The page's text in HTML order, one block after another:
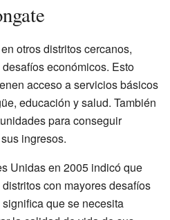
otros distritos cercanos,
económicos. Esto
acceso a servicios básicos
educación y salud. También
para conseguir
ingresos.
Unidas en 2005 indicó que
con mayores desafíos
que se necesita